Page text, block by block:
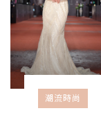
潮流時尚